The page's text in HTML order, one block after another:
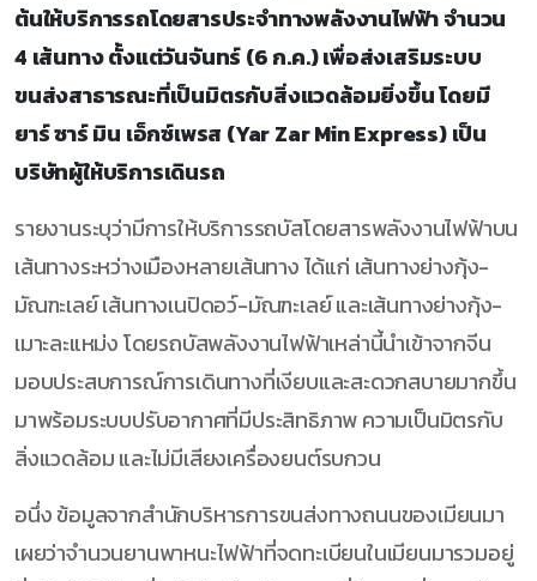
ต้นให้บริการรถโดยสารประจำทางพลังงานไฟฟ้า จำนวน
4 เส้นทาง ตั้งแต่วันจันทร์ (6 ก.ค.) เพื่อส่งเสริมระบบ
ขนส่งสาธารณะที่เป็นมิตรกับสิ่งแวดล้อมยิ่งขึ้น โดยมี
ยาร์ ซาร์ มิน เอ็กซ์เพรส (Yar Zar Min Express) เป็น
บริษัทผู้ให้บริการเดินรถ
รายงานระบุว่ามีการให้บริการรถบัสโดยสารพลังงานไฟฟ้าบน
เส้นทางระหว่างเมืองหลายเส้นทาง ได้แก่ เส้นทางย่างกุ้ง-
มัณฑะเลย์ เส้นทางเนปิดอว์-มัณฑะเลย์ และเส้นทางย่างกุ้ง-
เมาะละแหม่ง โดยรถบัสพลังงานไฟฟ้าเหล่านี้นำเข้าจากจีน
มอบประสบการณ์การเดินทางที่เงียบและสะดวกสบายมากขึ้น
มาพร้อมระบบปรับอากาศที่มีประสิทธิภาพ ความเป็นมิตรกับ
สิ่งแวดล้อม และไม่มีเสียงเครื่องยนต์รบกวน
อนึ่ง ข้อมูลจากสำนักบริหารการขนส่งทางถนนของเมียนมา
เผยว่าจำนวนยานพาหนะไฟฟ้าที่จดทะเบียนในเมียนมารวมอยู่